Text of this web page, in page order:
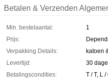
Betalen & Verzenden
Min. bestelaantal:
1
Prijs:
Verpakking Details:
katoen
Levertijd:
30
Betalingscondities:
T / T, L /